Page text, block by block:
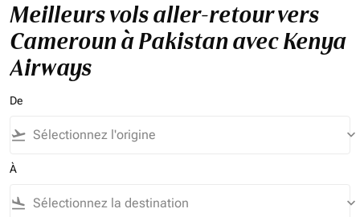
Meilleurs vols aller-retour vers
Cameroun à Pakistan avec Kenya
Airways
De
flight_takeoff keyboard_arrow_down
À
flight_land keyboard_arrow_down